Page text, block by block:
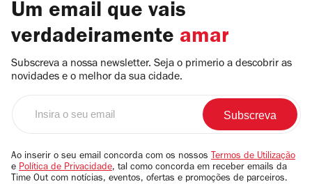
Um email que vais
verdadeiramente amar
Subscreva a nossa newsletter. Seja o primerio a descobrir as
novidades e o melhor da sua cidade.
email
Ao inserir o seu email concorda com os nossos Termos de Utilização
e Política de Privacidade, tal como concorda em receber emails da
Time Out com notícias, eventos, ofertas e promoções de parceiros.